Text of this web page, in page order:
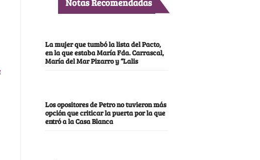
La mujer que tumbó la lista del Pacto,
en la que estaba María Fda. Carrascal,
María del Mar Pizarro y “Lalis
Los opositores de Petro no tuvieron más
opción que criticar la puerta por la que
entró a la Casa Blanca